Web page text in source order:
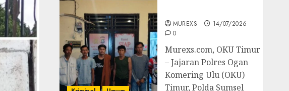
MUREXS
14/07/2026
0
Murexs.com, OKU Timur
– Jajaran Polres Ogan
Komering Ulu (OKU)
Timur, Polda Sumsel